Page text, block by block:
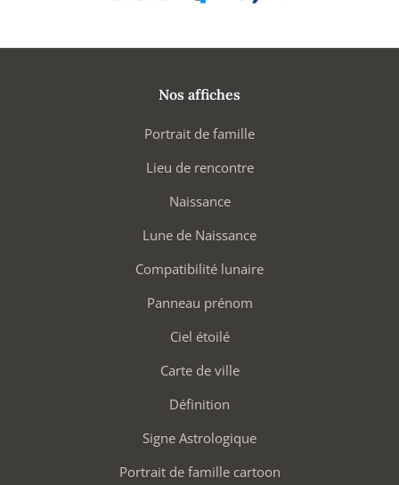
Nos affiches
Portrait de famille
Lieu de rencontre
Naissance
Lune de Naissance
Compatibilité lunaire
Panneau prénom
Ciel étoilé
Carte de ville
Définition
Signe Astrologique
Portrait de famille cartoon